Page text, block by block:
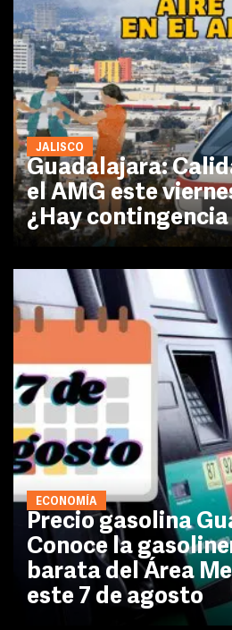
JALISCO
Guadalajara:
el AMG este
¿Hay contingencia
ECONOMÍA
Precio gasolina
Conoce la
barata del Área
este 7 de agosto